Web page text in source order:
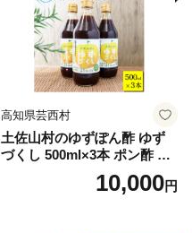
高知県芸西村
土佐山村のゆずぽん酢 ゆず
づくし 500ml×3本 ポン酢 ポ
ンズ ゆず 柚子 調味料 さっぱ
り 美味しい おいしい 鍋 しゃ
10,000円